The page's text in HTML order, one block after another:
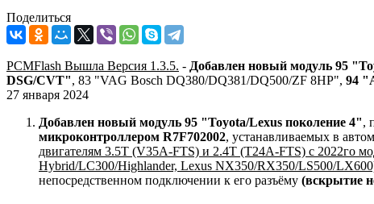
Поделиться
PCMFlash Вышла Версия 1.3.5. - Добавлен новый модуль 95
DSG/CVT", 83 "VAG Bosch DQ380/DQ381/DQ500/ZF 8HP", 94
27 января 2024
Добавлен новый модуль 95 "Toyota/Lexus поколение 4",
микроконтроллером R7F702002, устанавливаемых в
двигателям 3.5T (V35A-FTS) и 2.4Т (T24A-FTS) c 2022го
Hybrid/LC300/Highlander, Lexus NX350/RX350/LS500/
непосредственном подключении к его разъёму (вскрытие